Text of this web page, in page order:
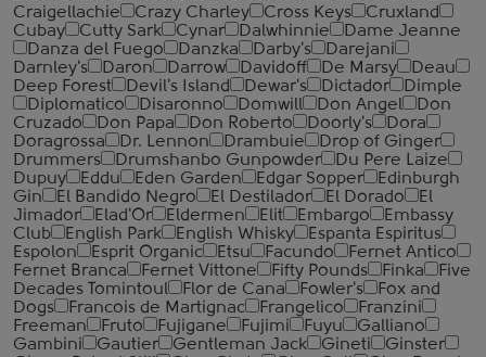
Craigellachie
Crazy Charley Cross Keys
Cruxland
Cubay
Cutty Sark Cynar Dalwhinnie
Dame Jeanne
Danza del Fuego
Danzka Darby's
Darejani
Darnley's
Daron Darrow Davidoff De Marsy
Deau
Deep Forest
Devil's Island Dewar's Dictador
Dimple
Diplomatico
Disaronno Domwill Don Angel
Don
Cruzado
Don Papa Don Roberto Doorly's
Dora
Doragrossa
Dr. Lennon Drambuie
Drop of Ginger
Drummers
Drumshanbo Gunpowder
Du Pere Laize
Dupuy
Eddu Eden Garden Edgar Sopper
Edinburgh
Gin
El Bandido Negro El Destilador El Dorado
El
Jimador
Elad'Or Eldermen Elit Embargo
Embassy
Club
English Park English Whisky
Espanta Espiritus
Espolon
Esprit Organic Etsu Facundo
Fernet Antico
Fernet Branca
Fernet Vittone Fifty Pounds Finka
Five
Decades Tomintoul
Flor de Cana Fowler's
Fox and
Dogs
Francois de Martignac Frangelico
Franzini
Freeman
Fruto Fujigane Fujimi Fuyu
Galliano
Gambini
Gautier Gentleman Jack Gineti
Ginster